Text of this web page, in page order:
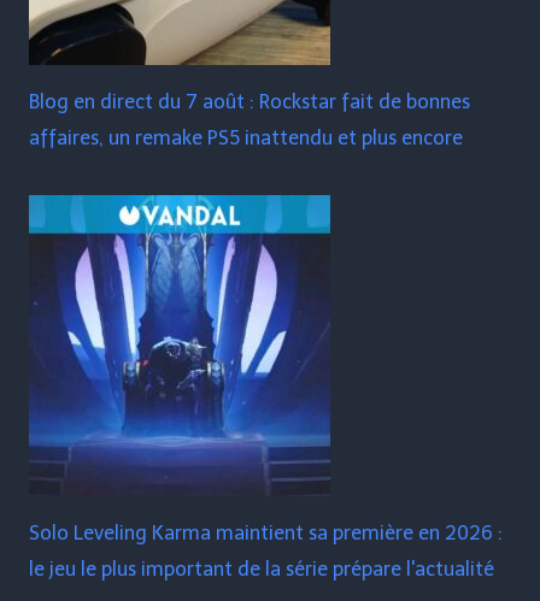
Blog en direct du 7 août : Rockstar fait de bonnes
affaires, un remake PS5 inattendu et plus encore
Solo Leveling Karma maintient sa première en 2026 :
le jeu le plus important de la série prépare l'actualité